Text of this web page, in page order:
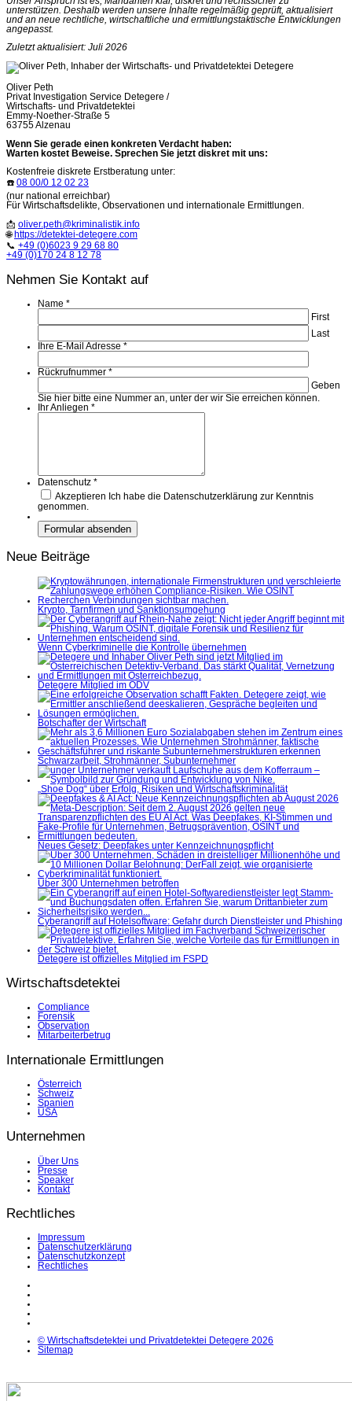
unterstützen. Deshalb werden unsere Inhalte regelmäßig geprüft, aktualisiert
und an neue rechtliche, wirtschaftliche und ermittlungstaktische Entwicklungen
angepasst.
Zuletzt aktualisiert: Juli 2026
Oliver Peth
Privat Investigation Service Detegere /
Wirtschafts- und Privatdetektei
Emmy-Noether-Straße 5
63755 Alzenau
Wenn Sie gerade einen konkreten Verdacht haben:
Warten kostet Beweise. Sprechen Sie jetzt diskret mit uns:
Kostenfreie diskrete Erstberatung unter:
☎️ 08 00/0 12 02 23
(nur national erreichbar)
Für Wirtschaftsdelikte, Observationen und internationale Ermittlungen.
📩 oliver.peth@kriminalistik.info
🌐 https://detektei-detegere.com
📞 +49 (0)6023 9 29 68 80
+49 (0)170 24 8 12 78
Nehmen Sie Kontakt auf
Name *
First
Last
Ihre E-Mail Adresse *
Rückrufnummer *
Geben
Sie hier bitte eine Nummer an, unter der wir Sie erreichen können.
Ihr Anliegen *
Datenschutz *
Akzeptieren Ich habe die Datenschutzerklärung zur Kenntnis
genommen.
Neue Beiträge
Krypto, Tarnfirmen und Sanktionsumgehung
Wenn Cyberkriminelle die Kontrolle übernehmen
Detegere Mitglied im ÖDV
Botschafter der Wirtschaft
Schwarzarbeit, Strohmänner, Subunternehmer
„Shoe Dog“ über Erfolg, Risiken und Wirtschaftskriminalität
Neues Gesetz: Deepfakes unter Kennzeichnungspflicht
Über 300 Unternehmen betroffen
Cyberangriff auf Hotelsoftware: Gefahr durch Dienstleister und Phishing
Detegere ist offizielles Mitglied im FSPD
Wirtschaftsdetektei
Compliance
Forensik
Observation
Mitarbeiterbetrug
Internationale Ermittlungen
Österreich
Schweiz
Spanien
USA
Unternehmen
Über Uns
Presse
Speaker
Kontakt
Rechtliches
Impressum
Datenschutzerklärung
Datenschutzkonzept
Rechtliches
© Wirtschaftsdetektei und Privatdetektei Detegere 2026
Sitemap